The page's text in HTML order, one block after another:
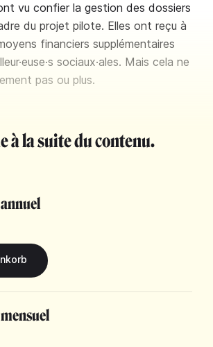
vu confier la gestion des dossiers
du projet pilote. Elles ont reçu à
financiers supplémentaires
sociaux·ales. Mais cela ne
pas ou plus.
à la suite du contenu.